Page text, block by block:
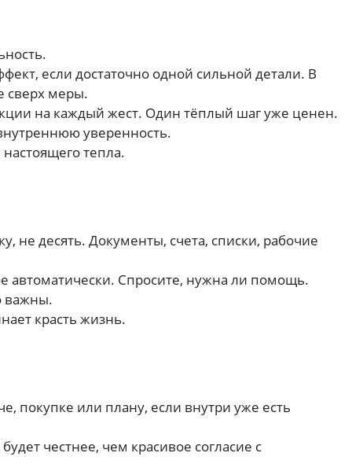
если достаточно одной сильной детали. В
сверх меры.
на каждый жест. Один тёплый шаг уже ценен.
уверенность.
тепла.
не десять. Документы, счета, списки, рабочие
автоматически. Спросите, нужна ли помощь.
важны.
красть жизнь.
покупке или плану, если внутри уже есть
честнее, чем красивое согласие с